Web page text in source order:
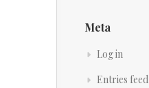
Meta
Log in
Entries feed